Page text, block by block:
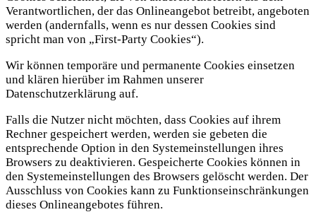
Verantwortlichen, der das Onlineangebot betreibt, angeboten
werden (andernfalls, wenn es nur dessen Cookies sind
spricht man von „First-Party Cookies“).
Wir können temporäre und permanente Cookies einsetzen
und klären hierüber im Rahmen unserer
Datenschutzerklärung auf.
Falls die Nutzer nicht möchten, dass Cookies auf ihrem
Rechner gespeichert werden, werden sie gebeten die
entsprechende Option in den Systemeinstellungen ihres
Browsers zu deaktivieren. Gespeicherte Cookies können in
den Systemeinstellungen des Browsers gelöscht werden. Der
Ausschluss von Cookies kann zu Funktionseinschränkungen
dieses Onlineangebotes führen.